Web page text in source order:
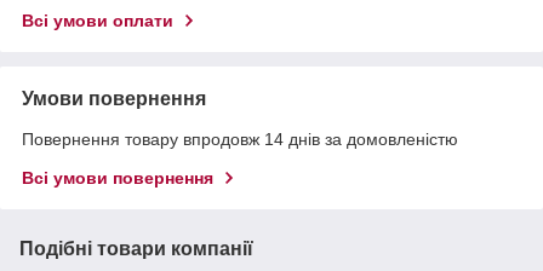
Всі умови оплати
Умови повернення
Повернення товару впродовж 14 днів за домовленістю
Всі умови повернення
Подібні товари компанії